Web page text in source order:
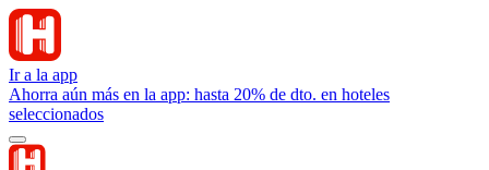
Ir a la app
Ahorra aún más en la app: hasta 20% de dto. en hoteles
seleccionados